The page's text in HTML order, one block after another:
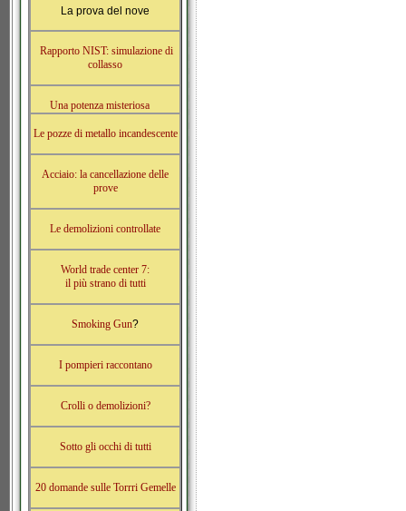
La prova del nove
Rapporto NIST: simulazione di
collasso
Una potenza misteriosa
Le pozze di metallo incandescente
Acciaio: la cancellazione delle
prove
Le demolizioni controllate
World trade center 7:
il più strano di tutti
Smoking Gun?
I pompieri raccontano
Crolli o demolizioni?
Sotto gli occhi di tutti
20 domande sulle Torrri Gemelle